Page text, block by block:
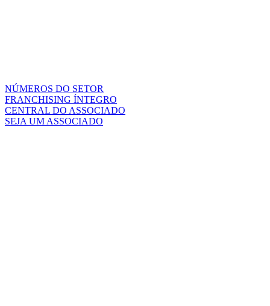
NÚMEROS DO SETOR
FRANCHISING ÍNTEGRO
CENTRAL DO ASSOCIADO
SEJA UM ASSOCIADO